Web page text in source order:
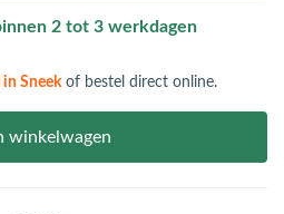
2 tot 3 werkdagen
Sneek of bestel direct online.
winkelwagen